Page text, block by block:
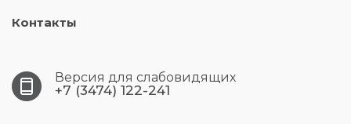
Контакты
Версия для слабовидящих
+7 (3474) 122-241